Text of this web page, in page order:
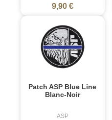
9,90 €
Patch ASP Blue Line
Blanc-Noir
ASP